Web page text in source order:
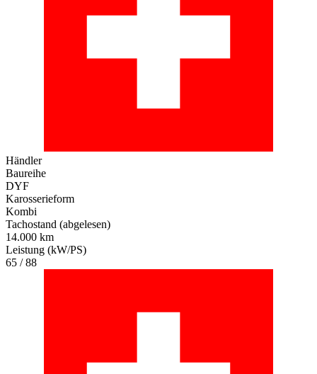
Händler
Baureihe
DYF
Karosserieform
Kombi
Tachostand (abgelesen)
14.000 km
Leistung (kW/PS)
65 / 88